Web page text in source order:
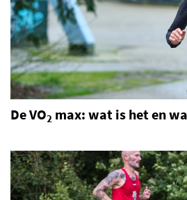
De VO2 max: wat is het en